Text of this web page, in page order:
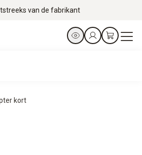
van de fabrikant
kort